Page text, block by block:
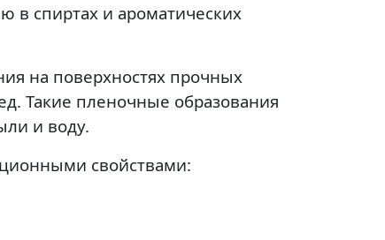
в спиртах и ароматических
на поверхностях прочных
Такие пленочные образования
и воду.
свойствами: